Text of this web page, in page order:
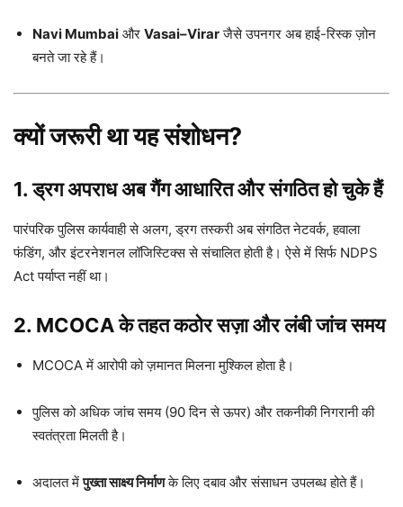
Navi Mumbai और Vasai–Virarजैसे उपनगर अब हाई-रिस्क ज़ोन
बनते जा रहे हैं।
क्यों जरूरी था यह संशोधन?
1.ड्रग अपराध अब गैंग आधारित और संगठित हो चुके हैं
पारंपरिक पुलिस कार्यवाही से अलग, ड्रग तस्करी अब संगठित नेटवर्क, हवाला
फंडिंग, और इंटरनेशनल लॉजिस्टिक्स से संचालित होती है। ऐसे में सिर्फ NDPS
Act पर्याप्त नहीं था।
2. MCOCA के तहत कठोर सज़ा और लंबी जांच समय
MCOCA में आरोपी को ज़मानत मिलना मुश्किल होता है।
पुलिस को अधिक जांच समय (90 दिन से ऊपर) और तकनीकी निगरानी की
स्वतंत्रता मिलती है।
अदालत मेंपुख्ता साक्ष्य निर्माणके लिए दबाव और संसाधन उपलब्ध होते हैं।